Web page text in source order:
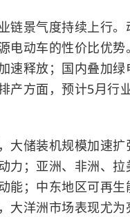
链景气度持续上行。
电动车的性价比优势
速释放；国内叠加
产方面，预计5月行
大储装机规模加速扩
力；亚洲、非洲、
；中东地区可再生
大洋洲市场表现尤